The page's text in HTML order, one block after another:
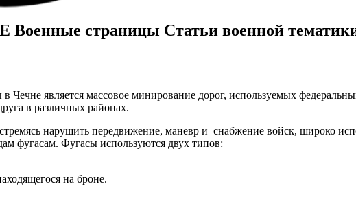
страницы Статьи военной
Чечне является массовое минирование дорог, используемых
в различных районах.
нарушить передвижение, маневр и снабжение войск, широко
фугасам. Фугасы используются двух типов:
на броне.